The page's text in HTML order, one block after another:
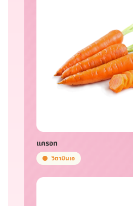
แครอท
วิตามินเอ